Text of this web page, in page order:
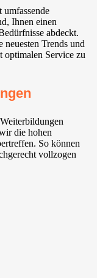
umfassende
Ihnen einen
abdeckt.
Trends und
optimalen Service zu
die hohen
So können
vollzogen